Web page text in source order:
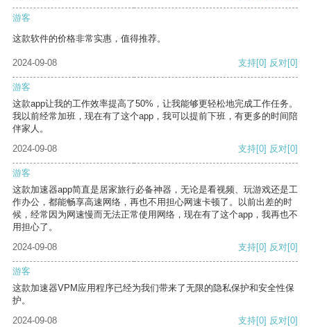
游客
这款软件的价格非常实惠，值得推荐。
2024-09-08 支持[0] 反对[0]
游客
这款app让我的工作效率提高了50%，让我能够更轻松地完成工作任务。
我以前经常加班，现在有了这个app，我可以提前下班，有更多的时间陪
伴家人。
2024-09-08
支持[0] 反对[0]
游客
这款加速器app简直是居家旅行必备神器，无论是看视频、玩游戏还是工
作办公，都能畅享高速网络，再也不用担心网速卡顿了。以前出差的时
候，经常因为网速慢而无法正常使用网络，现在有了这个app，我再也不
用担心了。
2024-09-08
支持[0] 反对[0]
游客
这款加速器VPM应用程序已经为我们带来了无限的隐私保护和安全性保
护。
2024-09-08
支持[0] 反对[0]